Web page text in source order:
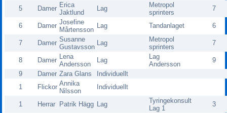
5 Damer Erica
Jaktlund
Lag
Metropol
sprinters
7
6 Damer Josefine
Mårtensson
Lag Tandanlaget 6
7 Damer Susanne
Gustavsson
Lag
Metropol
sprinters
7
8 Damer Lena
Andersson
Lag
Lag
Andersson
9
9
Damer Zara Glans
Individuellt
1
Flickor Annika
Nilsson
Individuellt
1 Herrar Patrik Hägg Lag
Tyringekonsult
Lag 1
3